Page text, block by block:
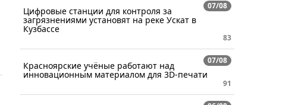
07/08
Цифровые станции для контроля за
загрязнениями установят на реке Ускат в
Кузбассе
83
07/08
Красноярские учёные работают над
инновационным материалом для 3D-печати
91